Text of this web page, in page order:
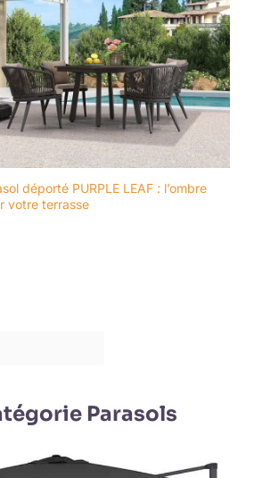
déporté PURPLE LEAF : l’ombre
votre terrasse
Parasols